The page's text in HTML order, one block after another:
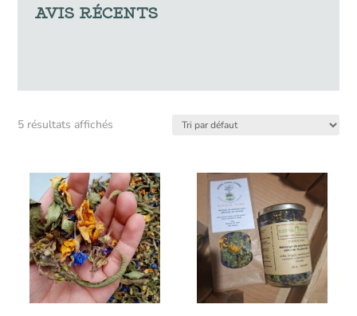
AVIS RÉCENTS
5 résultats affichés